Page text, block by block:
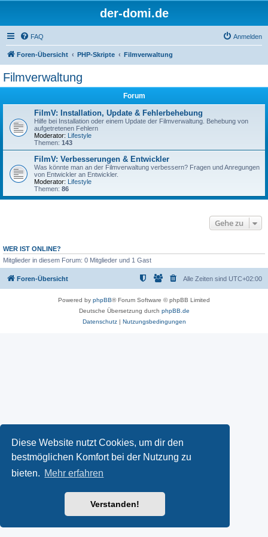
Diese Website nutzt Cookies, um dir den
bestmöglichen Komfort bei der Nutzung zu
bieten. Mehr erfahren
Verstanden!
der-domi.de
FAQ Anmelden
Foren-Übersicht PHP-Skripte Filmverwaltung
Filmverwaltung
Forum
FilmV: Installation, Update & Fehlerbehebung
Hilfe bei Installation oder einem Update der Filmverwaltung. Behebung von
aufgetretenen Fehlern
Moderator: Lifestyle
Themen: 143
FilmV: Verbesserungen & Entwickler
Was könnte man an der Filmverwaltung verbessern? Fragen und Anregungen
von Entwickler an Entwickler.
Moderator: Lifestyle
Themen: 86
Gehe zu
WER IST ONLINE?
Mitglieder in diesem Forum: 0 Mitglieder und 1 Gast
Foren-Übersicht Alle Zeiten sind UTC+02:00
Powered by phpBB® Forum Software © phpBB Limited
Deutsche Übersetzung durch phpBB.de
Datenschutz| Nutzungsbedingungen